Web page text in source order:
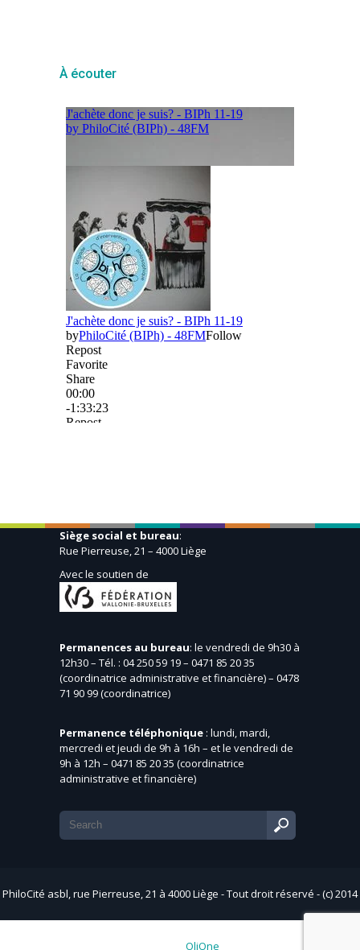
À écouter
Siège social et bureau:
Rue Pierreuse, 21 – 4000 Liège
Avec le soutien de
Permanences au bureau: le vendredi de 9h30 à
12h30 – Tél. : 04 250 59 19 – 0471 85 20 35
(coordinatrice administrative et financière) – 0478
71 90 99 (coordinatrice)
Permanence téléphonique : lundi, mardi,
mercredi et jeudi de 9h à 16h – et le vendredi de
9h à 12h – 0471 85 20 35 (coordinatrice
administrative et financière)
PhiloCité asbl, rue Pierreuse, 21 à 4000 Liège - Tout droit réservé - (c) 2014
OliOne